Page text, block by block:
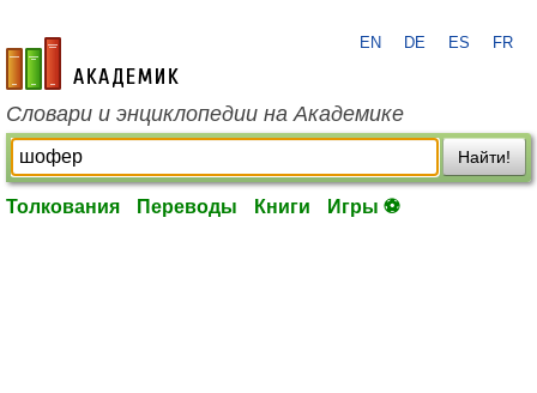
academic.ru
EN DE ES FR
Словари и энциклопедии на Академике
Найти!
Толкования Переводы Книги Игры ⚽